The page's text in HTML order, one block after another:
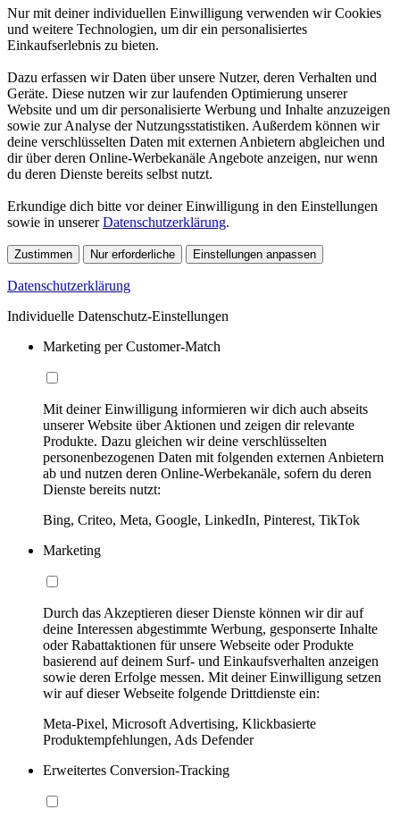
Nur mit deiner individuellen Einwilligung verwenden wir Cookies
und weitere Technologien, um dir ein personalisiertes
Einkaufserlebnis zu bieten.
Dazu erfassen wir Daten über unsere Nutzer, deren Verhalten und
Geräte. Diese nutzen wir zur laufenden Optimierung unserer
Website und um dir personalisierte Werbung und Inhalte anzuzeigen
sowie zur Analyse der Nutzungsstatistiken. Außerdem können wir
deine verschlüsselten Daten mit externen Anbietern abgleichen und
dir über deren Online-Werbekanäle Angebote anzeigen, nur wenn
du deren Dienste bereits selbst nutzt.
Erkundige dich bitte vor deiner Einwilligung in den Einstellungen
sowie in unsererDatenschutzerklärung.
Zustimmen Nur erforderliche Einstellungen anpassen
Datenschutzerklärung
Individuelle Datenschutz-Einstellungen
Marketing per Customer-Match
Mit deiner Einwilligung informieren wir dich auch abseits
unserer Website über Aktionen und zeigen dir relevante
Produkte. Dazu gleichen wir deine verschlüsselten
personenbezogenen Daten mit folgenden externen Anbietern
ab und nutzen deren Online-Werbekanäle, sofern du deren
Dienste bereits nutzt:
Bing, Criteo, Meta, Google, LinkedIn, Pinterest, TikTok
Marketing
Durch das Akzeptieren dieser Dienste können wir dir auf
deine Interessen abgestimmte Werbung, gesponserte Inhalte
oder Rabattaktionen für unsere Webseite oder Produkte
basierend auf deinem Surf- und Einkaufsverhalten anzeigen
sowie deren Erfolge messen. Mit deiner Einwilligung setzen
wir auf dieser Webseite folgende Drittdienste ein:
Meta-Pixel, Microsoft Advertising, Klickbasierte
Produktempfehlungen, Ads Defender
Erweitertes Conversion-Tracking